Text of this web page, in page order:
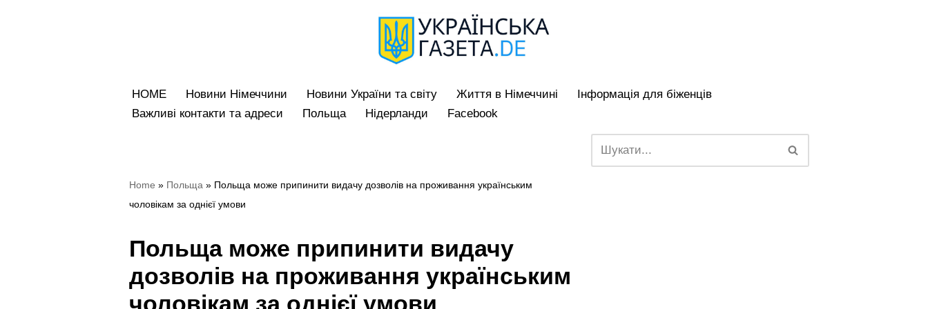
HOME
Новини Німеччини Hовини України та світу Життя в Німеччині
Iнформація для біженців
Bажливі контакти та адреси
Польща Нідерланди Facebook
Home » Польща » Польща може припинити видачу дозволів на проживання українським
чоловікам за однієї умови
Польща може припинити видачу
дозволів на проживання українським
чоловікам за однієї умови